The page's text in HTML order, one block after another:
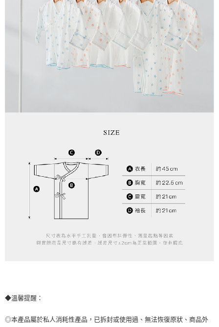
◆溫馨提醒：
◎本產品屬於私人消耗性產品，已拆封或使用過、無法恢復原狀、商品外